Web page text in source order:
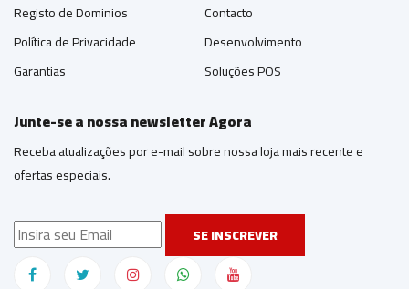
Registo de Dominios
Política de Privacidade
Garantias
Contacto
Desenvolvimento
Soluções POS
Junte-se a nossa newsletter Agora
Receba atualizações por e-mail sobre nossa loja mais recente e
ofertas especiais.
SE INSCREVER